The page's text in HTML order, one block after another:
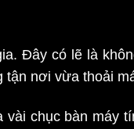
Đây có lẽ là
tận nơi vừa thoải
chục bàn